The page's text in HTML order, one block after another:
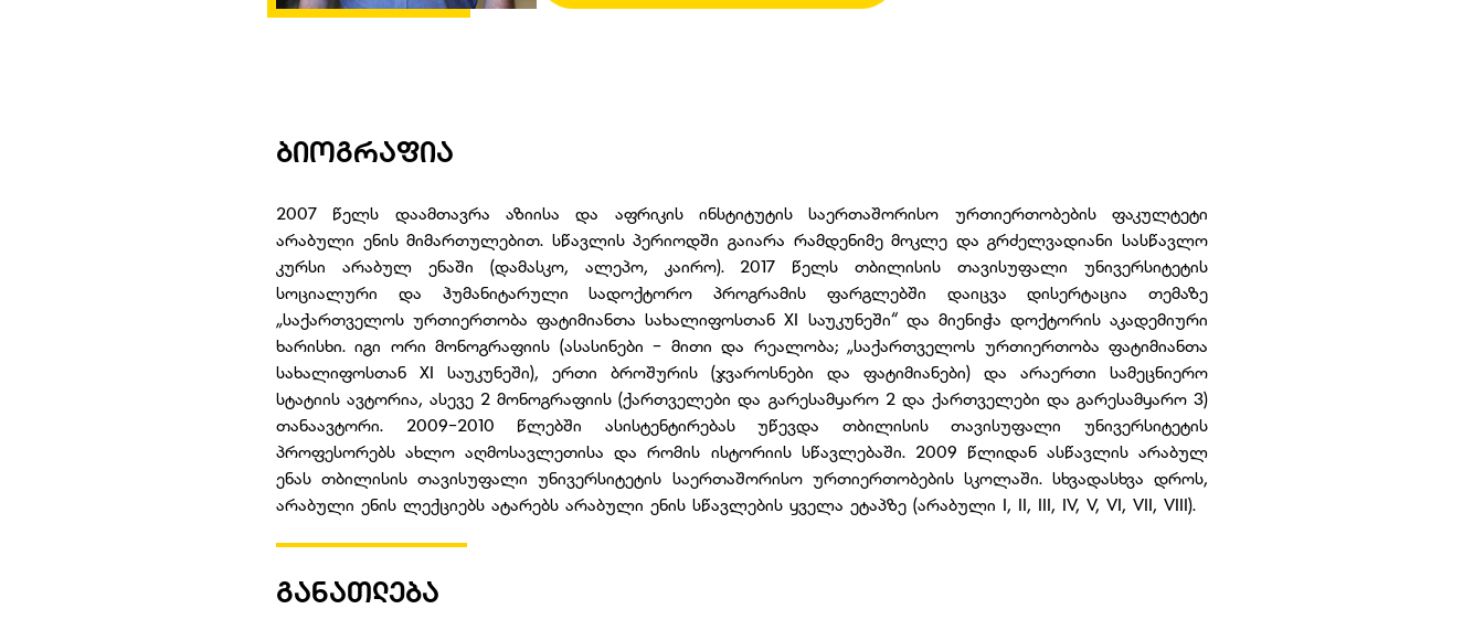
ᲑᲘᲝᲒᲠᲐᲤᲘᲐ
2007 წელს დაამთავრა აზიისა და აფრიკის ინსტიტუტის საერთაშორისო ურთიერთობების ფაკულტეტი
არაბული ენის მიმართულებით. სწავლის პერიოდში გაიარა რამდენიმე მოკლე და გრძელვადიანი სასწავლო
კურსი არაბულ ენაში (დამასკო, ალეპო, კაირო). 2017 წელს თბილისის თავისუფალი უნივერსიტეტის
სოციალური და ჰუმანიტარული სადოქტორო პროგრამის ფარგლებში დაიცვა დისერტაცია თემაზე
„საქართველოს ურთიერთობა ფატიმიანთა სახალიფოსთან XI საუკუნეში“ და მიენიჭა დოქტორის აკადემიური
ხარისხი. იგი ორი მონოგრაფიის (ასასინები - მითი და რეალობა; „საქართველოს ურთიერთობა ფატიმიანთა
სახალიფოსთან XI საუკუნეში), ერთი ბროშურის (ჯვაროსნები და ფატიმიანები) და არაერთი სამეცნიერო
სტატიის ავტორია, ასევე 2 მონოგრაფიის (ქართველები და გარესამყარო 2 და ქართველები და გარესამყარო 3)
თანაავტორი. 2009-2010 წლებში ასისტენტირებას უწევდა თბილისის თავისუფალი უნივერსიტეტის
პროფესორებს ახლო აღმოსავლეთისა და რომის ისტორიის სწავლებაში. 2009 წლიდან ასწავლის არაბულ
ენას თბილისის თავისუფალი უნივერსიტეტის საერთაშორისო ურთიერთობების სკოლაში. სხვადასხვა დროს,
არაბული ენის ლექციებს ატარებს არაბული ენის სწავლების ყველა ეტაპზე (არაბული I, II, III, IV, V, VI, VII, VIII).
ᲒᲐᲜᲐᲗᲚᲔᲑᲐ